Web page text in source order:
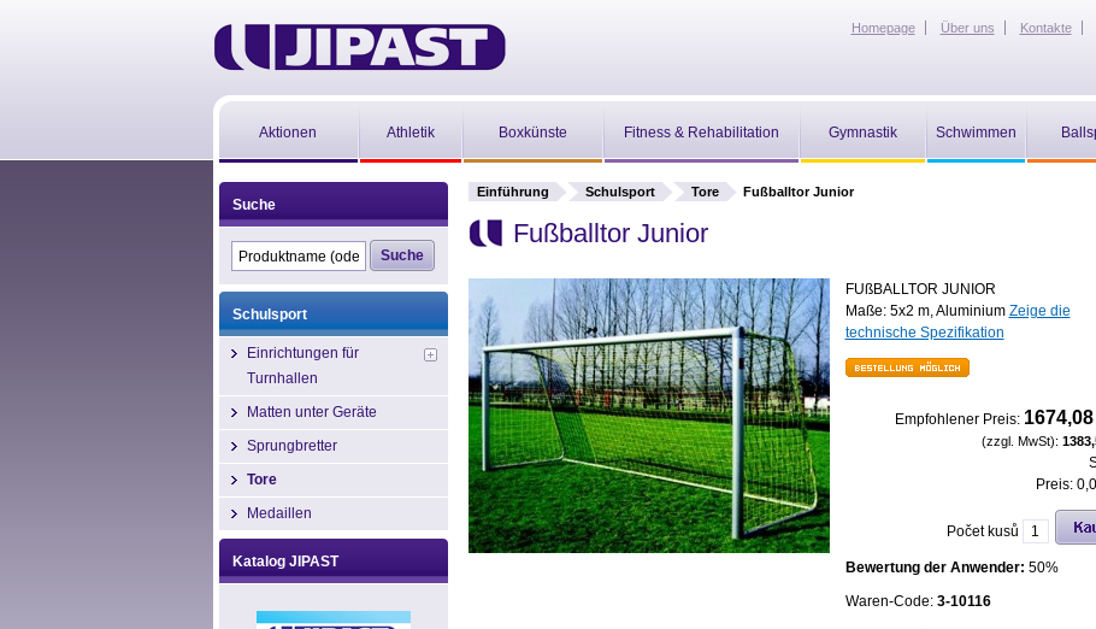
Homepage Über uns Kontakte
Aktionen Athletik Boxkünste Fitness & Rehabilitation Gymnastik Schwimmen
Einführung Schulsport Tore Fußballtor Junior
Fußballtor Junior
FUßBALLTOR JUNIOR
Maße: 5x2 m, Aluminium Zeige die
technische Spezifikation
Empfohlener Preis:
(zzgl. MwSt):
Preis:
Počet kusů
Bewertung der Anwender: 50%
Waren-Code: 3-10116
Suche
Schulsport
Einrichtungen für
Turnhallen
Matten unter Geräte
Sprungbretter
Tore
Medaillen
Katalog JIPAST